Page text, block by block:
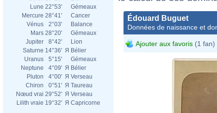
Lune 22°53'
Gémeaux
Mercure 28°41'
Cancer
Vénus
2°03'
Balance
Mars 28°20'
Gémeaux
Jupiter
8°42'
Lion
Saturne 14°36' Я Bélier
Uranus
5°15'
Gémeaux
Neptune
4°09' Я Bélier
Pluton
4°00' Я Verseau
Chiron
0°51' Я Taureau
Nœud vrai 29°52' Я Verseau
Lilith vraie 19°32' Я Capricorne
Édouard Buguet
Données de naissance et
Ajouter aux favoris (1 fan)